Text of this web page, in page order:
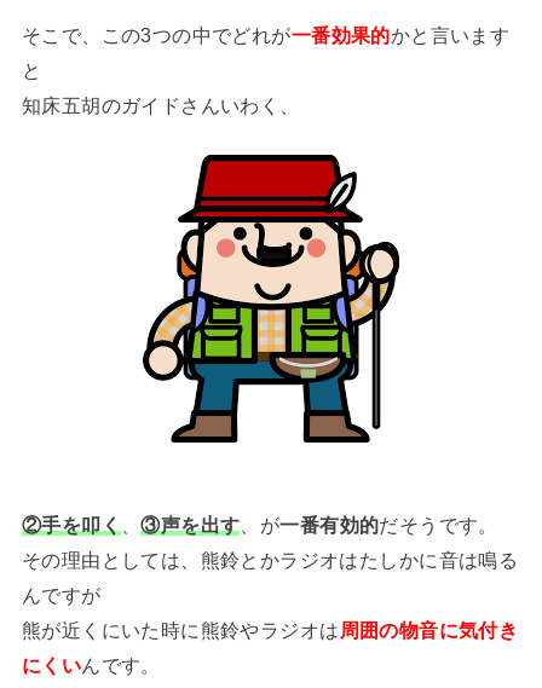
そこで、この3つの中でどれが一番効果的かと言います
と
知床五胡のガイドさんいわく、
②手を叩く 、③声を出す 、が一番有効的だそうです。
その理由としては、熊鈴とかラジオはたしかに音は鳴る
んですが
熊が近くにいた時に熊鈴やラジオは 周囲の物音に気付き
にくいんです。